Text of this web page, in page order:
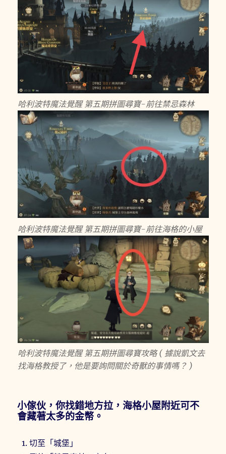
哈利波特魔法覺醒 第五期拼圖尋寶-前往禁忌森林
哈利波特魔法覺醒 第五期拼圖尋寶-前往海格的小屋
哈利波特魔法覺醒 第五期拼圖尋寶攻略 ( 據說凱文去
找海格教授了，他是要詢問關於奇獸的事情嗎？ )
小傢伙，你找錯地方拉，海格小屋附近可不
會藏著太多的金幣。
切至「城堡」